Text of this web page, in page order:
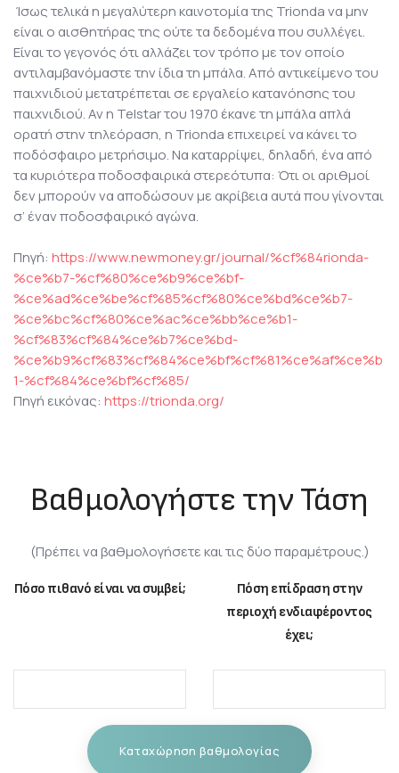
Ίσως τελικά η μεγαλύτερη καινοτομία της Trionda να μην
είναι ο αισθητήρας της ούτε τα δεδομένα που συλλέγει.
Είναι το γεγονός ότι αλλάζει τον τρόπο με τον οποίο
αντιλαμβανόμαστε την ίδια τη μπάλα. Από αντικείμενο του
παιχνιδιού μετατρέπεται σε εργαλείο κατανόησης του
παιχνιδιού. Αν η Telstar του 1970 έκανε τη μπάλα απλά
ορατή στην τηλεόραση, η Trionda επιχειρεί να κάνει το
ποδόσφαιρο μετρήσιμο. Να καταρρίψει, δηλαδή, ένα από
τα κυριότερα ποδοσφαιρικά στερεότυπα: Ότι οι αριθμοί
δεν μπορούν να αποδώσουν με ακρίβεια αυτά που γίνονται
σ’ έναν ποδοσφαιρικό αγώνα.
Πηγή: https://www.newmoney.gr/journal/%cf%84rionda-
%ce%b7-%cf%80%ce%b9%ce%bf-
%ce%ad%ce%be%cf%85%cf%80%ce%bd%ce%b7-
%ce%bc%cf%80%ce%ac%ce%bb%ce%b1-
%cf%83%cf%84%ce%b7%ce%bd-
%ce%b9%cf%83%cf%84%ce%bf%cf%81%ce%af%ce%b
1-%cf%84%ce%bf%cf%85/
Πηγή εικόνας: https://trionda.org/
Βαθμολογήστε την Τάση
(Πρέπει να βαθμολογήσετε και τις δύο παραμέτρους.)
Πόσο πιθανό είναι να συμβεί;
Πόση επίδραση στην
περιοχή ενδιαφέροντος
έχει;
Καταχώρηση βαθμολογίας